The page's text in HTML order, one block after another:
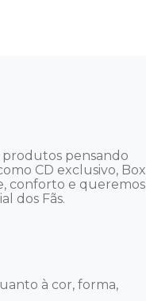
produtos pensando
CD exclusivo, Box
conforto e queremos
dos Fãs.
à cor, forma,